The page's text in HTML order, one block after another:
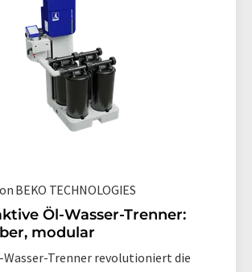
BEKO TECHNOLOGIES
Öl-Wasser-Trenner:
modular
Trenner revolutioniert die